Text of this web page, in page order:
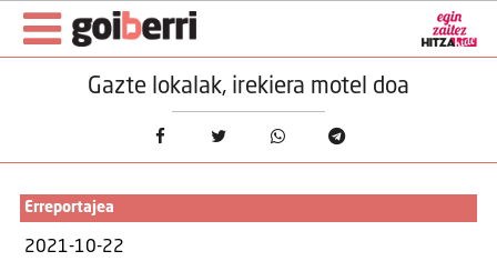
Gazte lokalak, irekiera motel doa
Erreportajea
2021-10-22